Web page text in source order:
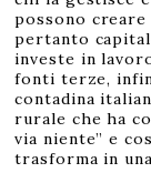
possono
pertanto
investe in
fonti terze,
contadina
rurale che ha
via niente” e
trasforma in